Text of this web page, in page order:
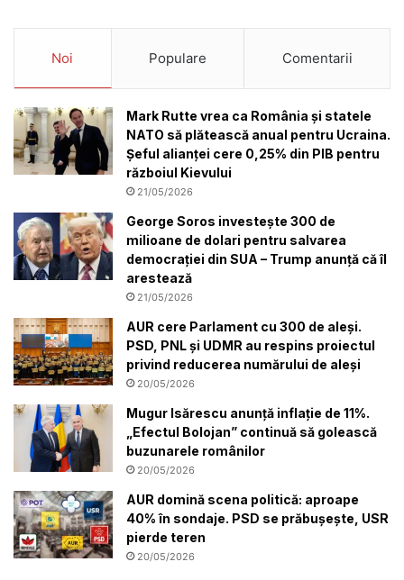
Noi Populare Comentarii
Mark Rutte vrea ca România și statele
NATO să plătească anual pentru Ucraina.
Șeful alianței cere 0,25% din PIB pentru
războiul Kievului
21/05/2026
George Soros investește 300 de
milioane de dolari pentru salvarea
democrației din SUA – Trump anunță că îl
arestează
21/05/2026
AUR cere Parlament cu 300 de aleși.
PSD, PNL și UDMR au respins proiectul
privind reducerea numărului de aleși
20/05/2026
Mugur Isărescu anunță inflație de 11%.
„Efectul Bolojan” continuă să golească
buzunarele românilor
20/05/2026
AUR domină scena politică: aproape
40% în sondaje. PSD se prăbușește, USR
pierde teren
20/05/2026